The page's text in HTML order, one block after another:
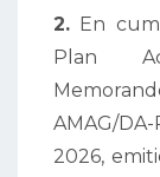
2. En
Plan
AMAG/
2026,